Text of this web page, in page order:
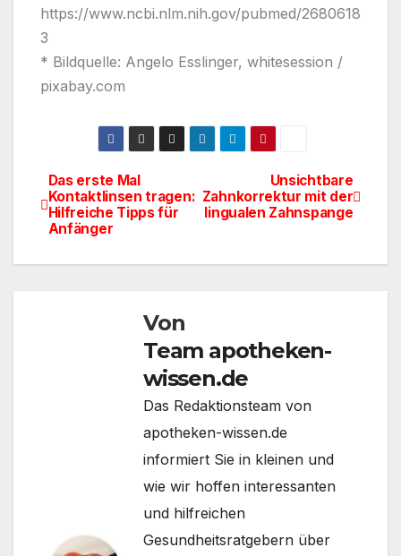
https://www.ncbi.nlm.nih.gov/pubmed/2680618
3
* Bildquelle: Angelo Esslinger, whitesession /
pixabay.com
BeitragsnavigationUnsichtbare
Zahnkorrektur mit der
lingualen Zahnspange
Das erste Mal
Kontaktlinsen tragen:
Hilfreiche Tipps für
Anfänger
Von
Team apotheken-
wissen.de
Das Redaktionsteam von
apotheken-wissen.de
informiert Sie in kleinen und
wie wir hoffen interessanten
und hilfreichen
Gesundheitsratgebern über